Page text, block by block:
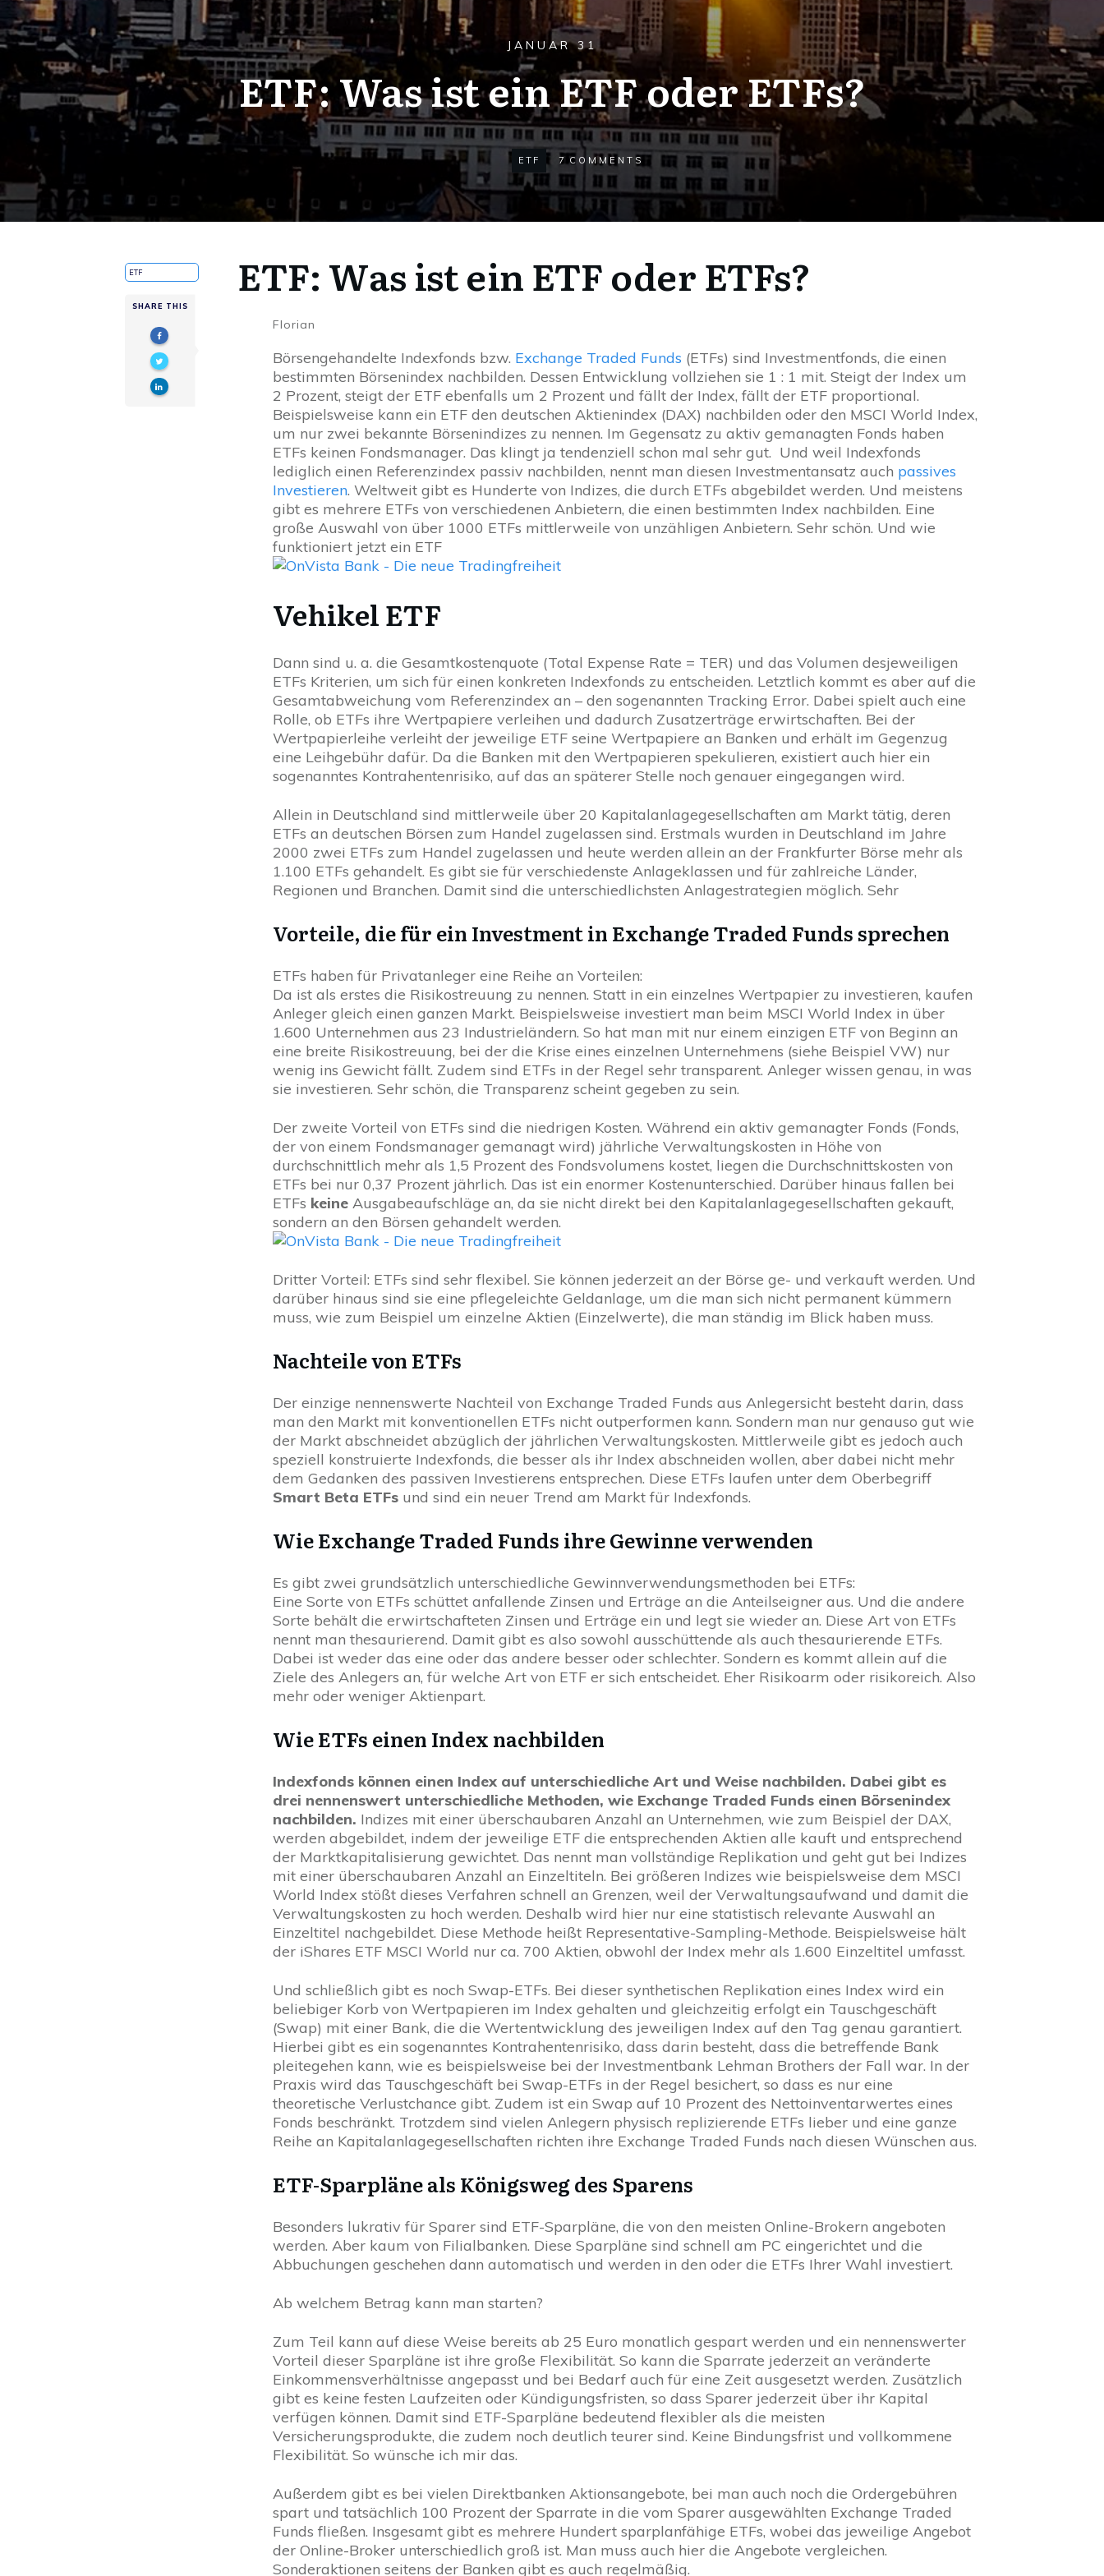
JANUAR 31
ETF: Was ist ein ETF oder ETFs?
ETF 7 COMMENTS
ETF
SHARE THIS
ETF: Was ist ein ETF oder ETFs?
Florian
Börsengehandelte Indexfonds bzw. Exchange Traded Funds (ETFs) sind Investmentfonds, die einen
bestimmten Börsenindex nachbilden. Dessen Entwicklung vollziehen sie 1 : 1 mit. Steigt der Index um
2 Prozent, steigt der ETF ebenfalls um 2 Prozent und fällt der Index, fällt der ETF proportional.
Beispielsweise kann ein ETF den deutschen Aktienindex (DAX) nachbilden oder den MSCI World Index,
um nur zwei bekannte Börsenindizes zu nennen. Im Gegensatz zu aktiv gemanagten Fonds haben
ETFs keinen Fondsmanager. Das klingt ja tendenziell schon mal sehr gut. Und weil Indexfonds
lediglich einen Referenzindex passiv nachbilden, nennt man diesen Investmentansatz auch passives
Investieren. Weltweit gibt es Hunderte von Indizes, die durch ETFs abgebildet werden. Und meistens
gibt es mehrere ETFs von verschiedenen Anbietern, die einen bestimmten Index nachbilden. Eine
große Auswahl von über 1000 ETFs mittlerweile von unzähligen Anbietern. Sehr schön. Und wie
funktioniert jetzt ein ETF
Vehikel ETF
Dann sind u. a. die Gesamtkostenquote (Total Expense Rate = TER) und das Volumen desjeweiligen
ETFs Kriterien, um sich für einen konkreten Indexfonds zu entscheiden. Letztlich kommt es aber auf die
Gesamtabweichung vom Referenzindex an – den sogenannten Tracking Error. Dabei spielt auch eine
Rolle, ob ETFs ihre Wertpapiere verleihen und dadurch Zusatzerträge erwirtschaften. Bei der
Wertpapierleihe verleiht der jeweilige ETF seine Wertpapiere an Banken und erhält im Gegenzug
eine Leihgebühr dafür. Da die Banken mit den Wertpapieren spekulieren, existiert auch hier ein
sogenanntes Kontrahentenrisiko, auf das an späterer Stelle noch genauer eingegangen wird.
Allein in Deutschland sind mittlerweile über 20 Kapitalanlagegesellschaften am Markt tätig, deren
ETFs an deutschen Börsen zum Handel zugelassen sind. Erstmals wurden in Deutschland im Jahre
2000 zwei ETFs zum Handel zugelassen und heute werden allein an der Frankfurter Börse mehr als
1.100 ETFs gehandelt. Es gibt sie für verschiedenste Anlageklassen und für zahlreiche Länder,
Regionen und Branchen. Damit sind die unterschiedlichsten Anlagestrategien möglich. Sehr
Vorteile, die für ein Investment in Exchange Traded Funds sprechen
ETFs haben für Privatanleger eine Reihe an Vorteilen:
Da ist als erstes die Risikostreuung zu nennen. Statt in ein einzelnes Wertpapier zu investieren, kaufen
Anleger gleich einen ganzen Markt. Beispielsweise investiert man beim MSCI World Index in über
1.600 Unternehmen aus 23 Industrieländern. So hat man mit nur einem einzigen ETF von Beginn an
eine breite Risikostreuung, bei der die Krise eines einzelnen Unternehmens (siehe Beispiel VW) nur
wenig ins Gewicht fällt. Zudem sind ETFs in der Regel sehr transparent. Anleger wissen genau, in was
sie investieren. Sehr schön, die Transparenz scheint gegeben zu sein.
Der zweite Vorteil von ETFs sind die niedrigen Kosten. Während ein aktiv gemanagter Fonds (Fonds,
der von einem Fondsmanager gemanagt wird) jährliche Verwaltungskosten in Höhe von
durchschnittlich mehr als 1,5 Prozent des Fondsvolumens kostet, liegen die Durchschnittskosten von
ETFs bei nur 0,37 Prozent jährlich. Das ist ein enormer Kostenunterschied. Darüber hinaus fallen bei
ETFs keine Ausgabeaufschläge an, da sie nicht direkt bei den Kapitalanlagegesellschaften gekauft,
sondern an den Börsen gehandelt werden.
Dritter Vorteil: ETFs sind sehr flexibel. Sie können jederzeit an der Börse ge- und verkauft werden. Und
darüber hinaus sind sie eine pflegeleichte Geldanlage, um die man sich nicht permanent kümmern
muss, wie zum Beispiel um einzelne Aktien (Einzelwerte), die man ständig im Blick haben muss.
Nachteile von ETFs
Der einzige nennenswerte Nachteil von Exchange Traded Funds aus Anlegersicht besteht darin, dass
man den Markt mit konventionellen ETFs nicht outperformen kann. Sondern man nur genauso gut wie
der Markt abschneidet abzüglich der jährlichen Verwaltungskosten. Mittlerweile gibt es jedoch auch
speziell konstruierte Indexfonds, die besser als ihr Index abschneiden wollen, aber dabei nicht mehr
dem Gedanken des passiven Investierens entsprechen. Diese ETFs laufen unter dem Oberbegriff
Smart Beta ETFs und sind ein neuer Trend am Markt für Indexfonds.
Wie Exchange Traded Funds ihre Gewinne verwenden
Es gibt zwei grundsätzlich unterschiedliche Gewinnverwendungsmethoden bei ETFs:
Eine Sorte von ETFs schüttet anfallende Zinsen und Erträge an die Anteilseigner aus. Und die andere
Sorte behält die erwirtschafteten Zinsen und Erträge ein und legt sie wieder an. Diese Art von ETFs
nennt man thesaurierend. Damit gibt es also sowohl ausschüttende als auch thesaurierende ETFs.
Dabei ist weder das eine oder das andere besser oder schlechter. Sondern es kommt allein auf die
Ziele des Anlegers an, für welche Art von ETF er sich entscheidet. Eher Risikoarm oder risikoreich. Also
mehr oder weniger Aktienpart.
Wie ETFs einen Index nachbilden
Indexfonds können einen Index auf unterschiedliche Art und Weise nachbilden. Dabei gibt es
drei nennenswert unterschiedliche Methoden, wie Exchange Traded Funds einen Börsenindex
nachbilden. Indizes mit einer überschaubaren Anzahl an Unternehmen, wie zum Beispiel der DAX,
werden abgebildet, indem der jeweilige ETF die entsprechenden Aktien alle kauft und entsprechend
der Marktkapitalisierung gewichtet. Das nennt man vollständige Replikation und geht gut bei Indizes
mit einer überschaubaren Anzahl an Einzeltiteln. Bei größeren Indizes wie beispielsweise dem MSCI
World Index stößt dieses Verfahren schnell an Grenzen, weil der Verwaltungsaufwand und damit die
Verwaltungskosten zu hoch werden. Deshalb wird hier nur eine statistisch relevante Auswahl an
Einzeltitel nachgebildet. Diese Methode heißt Representative-Sampling-Methode. Beispielsweise hält
der iShares ETF MSCI World nur ca. 700 Aktien, obwohl der Index mehr als 1.600 Einzeltitel umfasst.
Und schließlich gibt es noch Swap-ETFs. Bei dieser synthetischen Replikation eines Index wird ein
beliebiger Korb von Wertpapieren im Index gehalten und gleichzeitig erfolgt ein Tauschgeschäft
(Swap) mit einer Bank, die die Wertentwicklung des jeweiligen Index auf den Tag genau garantiert.
Hierbei gibt es ein sogenanntes Kontrahentenrisiko, dass darin besteht, dass die betreffende Bank
pleitegehen kann, wie es beispielsweise bei der Investmentbank Lehman Brothers der Fall war. In der
Praxis wird das Tauschgeschäft bei Swap-ETFs in der Regel besichert, so dass es nur eine
theoretische Verlustchance gibt. Zudem ist ein Swap auf 10 Prozent des Nettoinventarwertes eines
Fonds beschränkt. Trotzdem sind vielen Anlegern physisch replizierende ETFs lieber und eine ganze
Reihe an Kapitalanlagegesellschaften richten ihre Exchange Traded Funds nach diesen Wünschen aus.
ETF-Sparpläne als Königsweg des Sparens
Besonders lukrativ für Sparer sind ETF-Sparpläne, die von den meisten Online-Brokern angeboten
werden. Aber kaum von Filialbanken. Diese Sparpläne sind schnell am PC eingerichtet und die
Abbuchungen geschehen dann automatisch und werden in den oder die ETFs Ihrer Wahl investiert.
Ab welchem Betrag kann man starten?
Zum Teil kann auf diese Weise bereits ab 25 Euro monatlich gespart werden und ein nennenswerter
Vorteil dieser Sparpläne ist ihre große Flexibilität. So kann die Sparrate jederzeit an veränderte
Einkommensverhältnisse angepasst und bei Bedarf auch für eine Zeit ausgesetzt werden. Zusätzlich
gibt es keine festen Laufzeiten oder Kündigungsfristen, so dass Sparer jederzeit über ihr Kapital
verfügen können. Damit sind ETF-Sparpläne bedeutend flexibler als die meisten
Versicherungsprodukte, die zudem noch deutlich teurer sind. Keine Bindungsfrist und vollkommene
Flexibilität. So wünsche ich mir das.
Außerdem gibt es bei vielen Direktbanken Aktionsangebote, bei man auch noch die Ordergebühren
spart und tatsächlich 100 Prozent der Sparrate in die vom Sparer ausgewählten Exchange Traded
Funds fließen. Insgesamt gibt es mehrere Hundert sparplanfähige ETFs, wobei das jeweilige Angebot
der Online-Broker unterschiedlich groß ist. Man muss auch hier die Angebote vergleichen.
Sonderaktionen seitens der Banken gibt es auch regelmäßig.